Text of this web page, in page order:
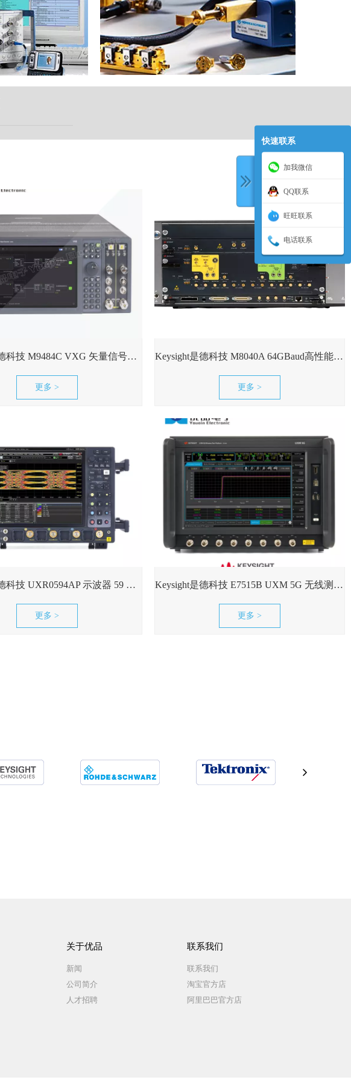
Keysight是德科技 M9484C VXG 矢量信号发生器现货租售
更多 >
Keysight是德科技 M8040A 64GBaud高性能比特误码率测试仪
更多 >
Keysight是德科技 UXR0594AP 示波器 59 GHz，4 通道现货租售
更多 >
Keysight是德科技 E7515B UXM 5G 无线测试平台
更多 >
关于优品
新闻
公司简介
人才招聘
联系我们
联系我们
淘宝官方店
阿里巴巴官方店
快速联系
加我微信
QQ联系
旺旺联系
电话联系